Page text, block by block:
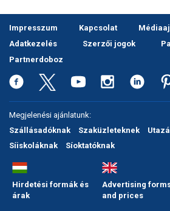
Impresszum Kapcsolat
Adatkezelés
Szerzői jogok
Partnerdoboz
Megjelenési ajánlatunk:
Szállásadóknak
Szaküzleteknek
Síiskoláknak
Síoktatóknak
Hirdetési formák és
árak
Advertising
and prices